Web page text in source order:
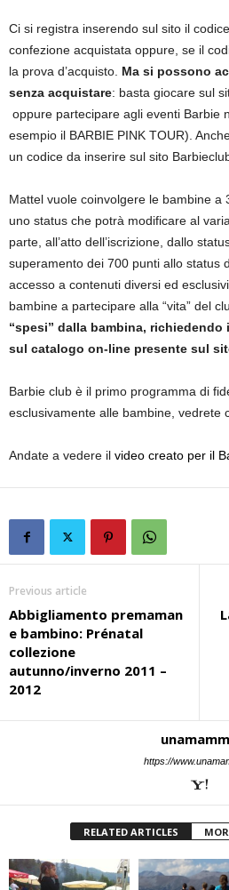
Ci si registra inserendo sul sito il
confezione acquistata oppure, se il
la prova d’acquisto. Ma si possono
senza acquistare: basta giocare sul
oppure partecipare agli eventi Barbie
esempio il BARBIE PINK TOUR).
un codice da inserire sul sito
Mattel vuole coinvolgere le bambine a
uno status che potrà modificare al
parte, all’atto dell’iscrizione, dallo
superamento dei 700 punti allo status
accesso a contenuti diversi ed
bambine a partecipare alla “vita” del
“spesi” dalla bambina,
sul catalogo on-line presente sul
Barbie club è il primo programma di
esclusivamente alle bambine, vedrete
Andate a vedere il video creato per il
Previous article
Abbigliamento premaman
e bambino: Prénatal
collezione
autunno/inverno 2011 –
2012
https://
RELATED ARTICLES